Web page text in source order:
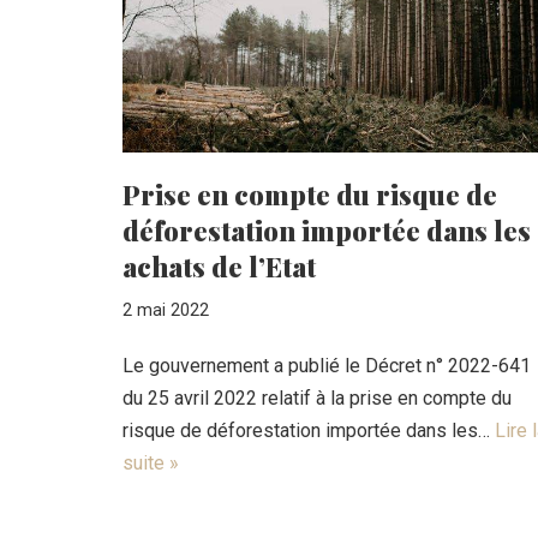
Prise en compte du risque de
déforestation importée dans les
achats de l’Etat
2 mai 2022
Le gouvernement a publié le Décret n° 2022-641
du 25 avril 2022 relatif à la prise en compte du
risque de déforestation importée dans les… Lire
suite »